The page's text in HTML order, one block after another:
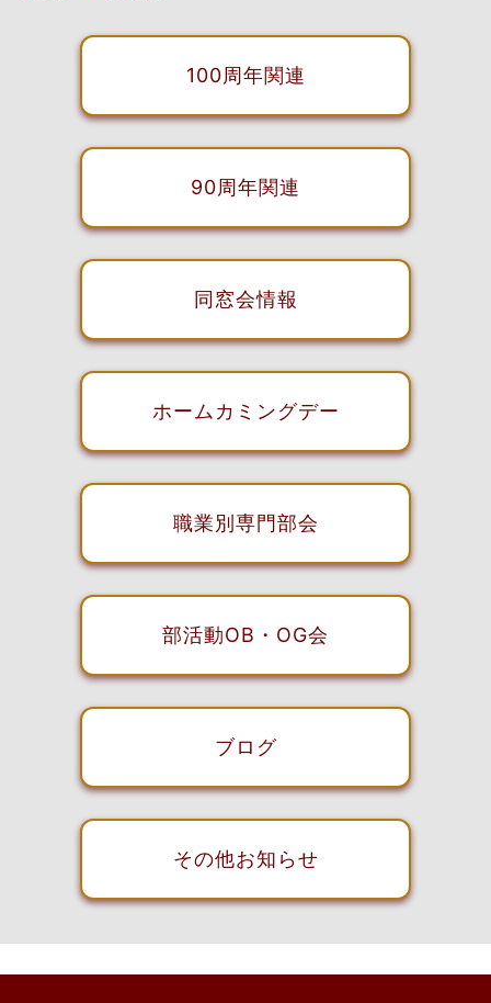
100周年関連
90周年関連
同窓会情報
ホームカミングデー
職業別専門部会
部活動OB・OG会
ブログ
その他お知らせ